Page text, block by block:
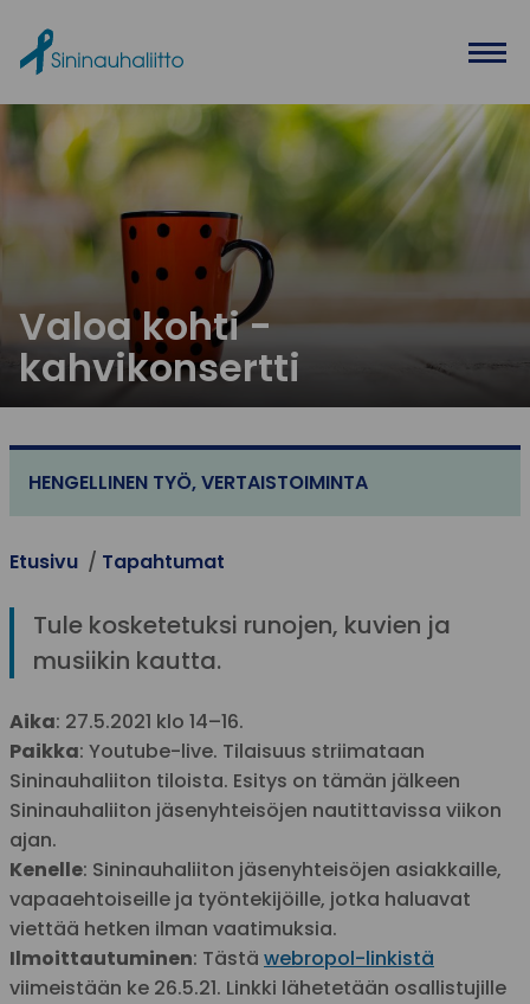
Valoa kohti -
kahvikonsertti
HENGELLINEN TYÖ,VERTAISTOIMINTA
Etusivu Tapahtumat
Tule kosketetuksi runojen, kuvien ja
musiikin kautta.
Aika: 27.5.2021 klo 14–16.
Paikka: Youtube-live. Tilaisuus striimataan
Sininauhaliiton tiloista. Esitys on tämän jälkeen
Sininauhaliiton jäsenyhteisöjen nautittavissa viikon
ajan.
Kenelle: Sininauhaliiton jäsenyhteisöjen asiakkaille,
vapaaehtoiseille ja työntekijöille, jotka haluavat
viettää hetken ilman vaatimuksia.
Ilmoittautuminen: Tästä webropol-linkistä
viimeistään ke 26.5.21. Linkki lähetetään osallistujille